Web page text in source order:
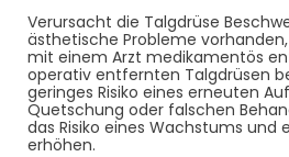
Verursacht die Talgdrüse
ästhetische Probleme
mit einem Arzt medikamentös
operativ entfernten Talgdrüsen
geringes Risiko eines erneuten
Quetschung oder falschen
das Risiko eines Wachstums und
erhöhen.